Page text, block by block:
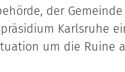
der
Karlsruhe
um die Ruine